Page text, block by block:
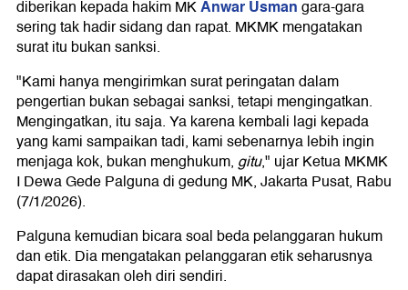
diberikan kepada hakim MKAnwar Usmangara-gara
sering tak hadir sidang dan rapat. MKMK mengatakan
surat itu bukan sanksi.
"Kami hanya mengirimkan surat peringatan dalam
pengertian bukan sebagai sanksi, tetapi mengingatkan.
Mengingatkan, itu saja. Ya karena kembali lagi kepada
yang kami sampaikan tadi, kami sebenarnya lebih ingin
menjaga kok, bukan menghukum,gitu," ujar Ketua MKMK
I Dewa Gede Palguna di gedung MK, Jakarta Pusat, Rabu
(7/1/2026).
Palguna kemudian bicara soal beda pelanggaran hukum
dan etik. Dia mengatakan pelanggaran etik seharusnya
dapat dirasakan oleh diri sendiri.